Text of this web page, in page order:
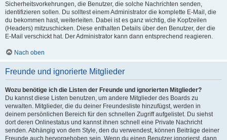
Sicherheitsvorkehrungen, die Benutzer, die solche Nachrichten senden,
identifizieren sollen. Du solltest einem Administrator die komplette E-Mail, die
du bekommen hast, weiterleiten. Dabei ist es ganz wichtig, die Kopfzeilen
(Headers) mitzuschicken. Diese enthalten Details über den Benutzer, der die
E-Mail verschickt hat. Der Administrator kann dann entsprechend reagieren.
Nach oben
Freunde und ignorierte Mitglieder
Wozu benötige ich die Listen der Freunde und ignorierten Mitglieder?
Du kannst diese Listen benutzen, um andere Mitglieder des Boards zu
verwalten. Mitglieder, die du deiner Freundesliste hinzufügst, werden in
deinem persönlichen Bereich für den schnellen Zugriff aufgelistet. Du siehst
dort deren Onlinestatus und kannst ihnen schnell eine Private Nachricht
senden. Abhängig von dem Style, den du verwendest, können Beiträge deiner
Freunde auch hervorgehoben sein. Wenn du einen Benutzer ignorierst, dann